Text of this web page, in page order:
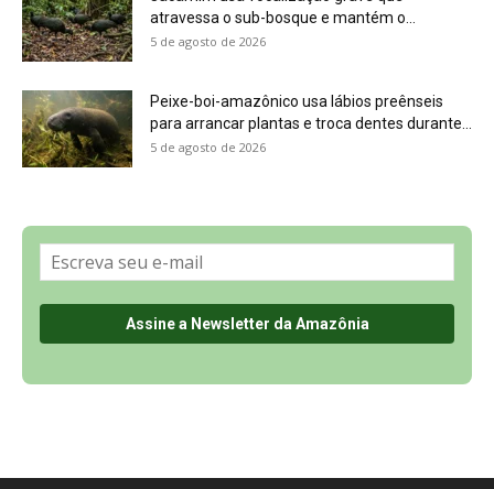
Política de Privacidade, LGPD e RGPD
Últimas Notícias
🌎 Español
©